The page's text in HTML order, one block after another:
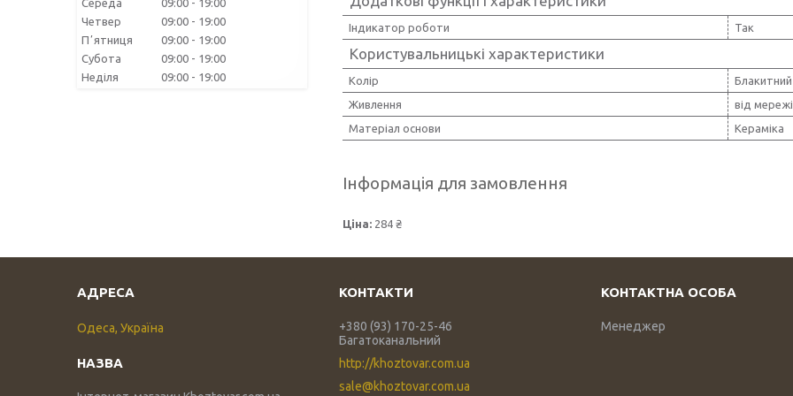
Індикатор роботи Так
Користувальницькі характеристики
Колір
Блакитний
Живлення
від
Матеріал основи
Кераміка
Інформація для замовлення
Ціна: 284 ₴
Четвер
09:00
19:00
Пʼятниця
09:00
19:00
Субота
09:00
19:00
Неділя
09:00 19:00
Одеса, Україна
+380 (93) 170-25-46
Багатоканальний
http://khoztovar.com.ua
sale@khoztovar.com.ua
Менеджер